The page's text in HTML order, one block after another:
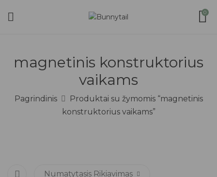
0
magnetinis konstruktorius
vaikams
Pagrindinis
Produktai su žymomis “magnetinis
konstruktorius vaikams”
Numatytasis Rikiavimas